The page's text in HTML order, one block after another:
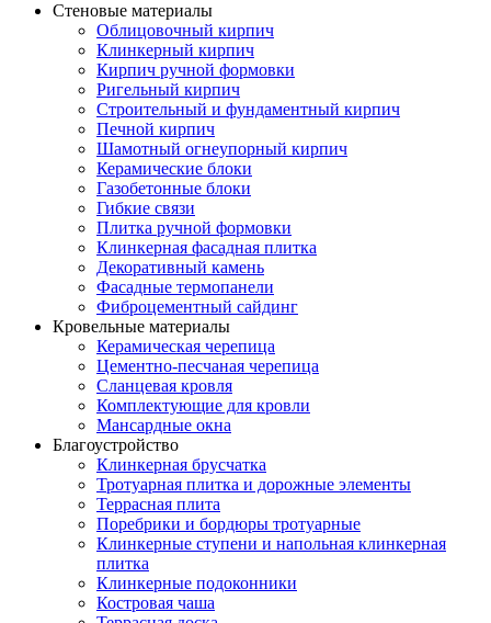
Стеновые материалы
Облицовочный кирпич
Клинкерный кирпич
Кирпич ручной формовки
Ригельный кирпич
Строительный и фундаментный кирпич
Печной кирпич
Шамотный огнеупорный кирпич
Керамические блоки
Газобетонные блоки
Гибкие связи
Плитка ручной формовки
Клинкерная фасадная плитка
Декоративный камень
Фасадные термопанели
Фиброцементный сайдинг
Кровельные материалы
Керамическая черепица
Цементно-песчаная черепица
Сланцевая кровля
Комплектующие для кровли
Мансардные окна
Благоустройство
Клинкерная брусчатка
Тротуарная плитка и дорожные элементы
Террасная плита
Поребрики и бордюры тротуарные
Клинкерные ступени и напольная клинкерная
плитка
Клинкерные подоконники
Костровая чаша